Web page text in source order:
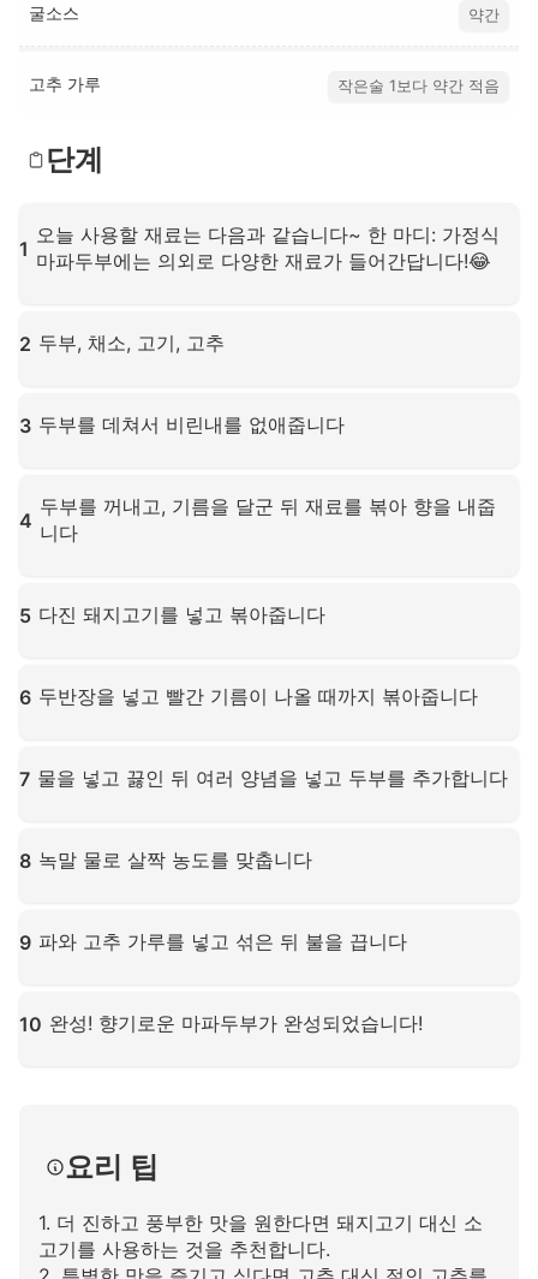
굴소스 약간
고추 가루 작은술 1보다 약간 적음
단계
1
오늘 사용할 재료는 다음과 같습니다~ 한 마디: 가정식
마파두부에는 의외로 다양한 재료가 들어간답니다!😂
2 두부, 채소, 고기, 고추
3 두부를 데쳐서 비린내를 없애줍니다
4
두부를 꺼내고, 기름을 달군 뒤 재료를 볶아 향을 내줍
니다
5 다진 돼지고기를 넣고 볶아줍니다
6 두반장을 넣고 빨간 기름이 나올 때까지 볶아줍니다
7 물을 넣고 끓인 뒤 여러 양념을 넣고 두부를 추가합니다
8 녹말 물로 살짝 농도를 맞춥니다
9 파와 고추 가루를 넣고 섞은 뒤 불을 끕니다
10 완성! 향기로운 마파두부가 완성되었습니다!
요리 팁
1. 더 진하고 풍부한 맛을 원한다면 돼지고기 대신 소
고기를 사용하는 것을 추천합니다.